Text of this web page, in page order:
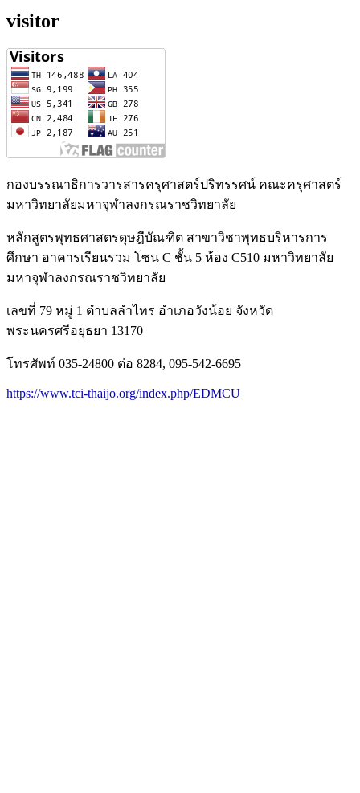
visitor
กองบรรณาธิการวารสารครุศาสตร์ปริทรรศน์ คณะครุศาสตร์
มหาวิทยาลัยมหาจุฬาลงกรณราชวิทยาลัย
หลักสูตรพุทธศาสตรดุษฎีบัณฑิต สาขาวิชาพุทธบริหารการ
ศึกษา อาคารเรียนรวม โซน C ชั้น 5 ห้อง C510 มหาวิทยาลัย
มหาจุฬาลงกรณราชวิทยาลัย
เลขที่ 79 หมู่ 1 ตำบลลำไทร อำเภอวังน้อย จังหวัด
พระนครศรีอยุธยา 13170
โทรศัพท์ 035-24800 ต่อ 8284, 095-542-6695
https://www.tci-thaijo.org/index.php/EDMCU